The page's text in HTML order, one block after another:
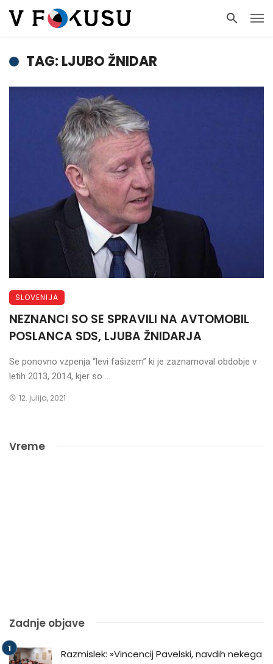
TAG: LJUBO ŽNIDAR
SLOVENIJA
NEZNANCI SO SE SPRAVILI NA AVTOMOBIL
POSLANCA SDS, LJUBA ŽNIDARJA
Se ponovno vzpenja “levi fašizem” ki je zaznamoval obdobje v
letih 2013, 2014, kjer so ...
12. julija, 2021
Vreme
Zadnje objave
Razmislek: »Vincencij Pavelski, navdih nekega